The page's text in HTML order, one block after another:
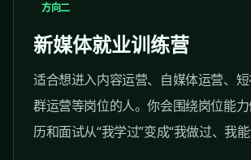
方向二
新媒体就业训练营
适合想进入内容运营、自媒体运营、
群运营等岗位的人。你会围绕岗位能
历和面试从“我学过”变成“我做过、我能